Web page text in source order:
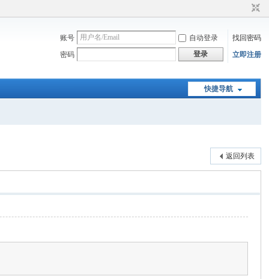
账号 自动登录
找回密码
密码
登录 立即注册
快捷导航
返回列表